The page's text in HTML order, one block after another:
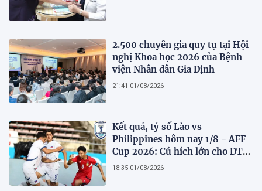
2.500 chuyên gia quy tụ tại Hội
nghị Khoa học 2026 của Bệnh
viện Nhân dân Gia Định
21:41 01/08/2026
Kết quả, tỷ số Lào vs
Philippines hôm nay 1/8 - AFF
Cup 2026: Cú hích lớn cho ĐT
Việt Nam
18:35 01/08/2026